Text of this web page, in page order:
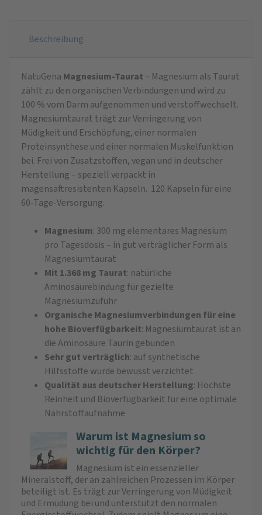
Beschreibung
NatuGena Magnesium-Taurat – Magnesium als Taurat
zählt zu den organischen Verbindungen und wird zu
100 % vom Darm aufgenommen und verstoffwechselt.
Magnesiumtaurat trägt zur Verringerung von
Müdigkeit und Erschöpfung, einer normalen
Proteinsynthese und einer normalen Muskelfunktion
bei. Frei von Zusatzstoffen, vegan und in deutscher
Herstellung – speziell verpackt in
magensaftresistenten Kapseln. 120 Kapseln für eine
60-Tage-Versorgung.
Magnesium: 300 mg elementares Magnesium
pro Tagesdosis – in gut verträglicher Form als
Magnesiumtaurat
Mit 1.368 mg Taurat: natür­liche
Aminosäurebindung für gezielte
Magnesiumzufuhr
Organische Magnesiumverbindungen für eine
hohe Bioverfügbarkeit: Magnesiumtaurat ist an
die Aminosäure Taurin gebunden
Sehr gut verträglich: auf synthetische
Hilfsstoffe wurde bewusst verzichtet
Qualität aus deutscher Herstellung: Höchste
Reinheit und Bioverfügbarkeit für eine optimale
Nährstoffaufnahme
Warum ist Magnesium so
wichtig für den Körper?
Magnesium ist ein essenzieller
Mineralstoff, der an zahlreichen Prozessen im Körper
beteiligt ist. Es trägt zur Verringerung von Müdigkeit
und Ermüdung bei und unterstützt den normalen